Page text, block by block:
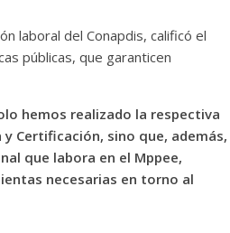
laboral del Conapdis, calificó el
públicas, que garanticen
hemos realizado la respectiva
Certificación, sino que, además,
que labora en el Mppee,
necesarias en torno al